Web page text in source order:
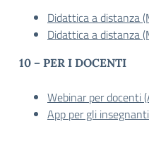
Didattica a distanza
Didattica a distanza
10 – PER I DOCENTI
Webinar per docenti
App per gli